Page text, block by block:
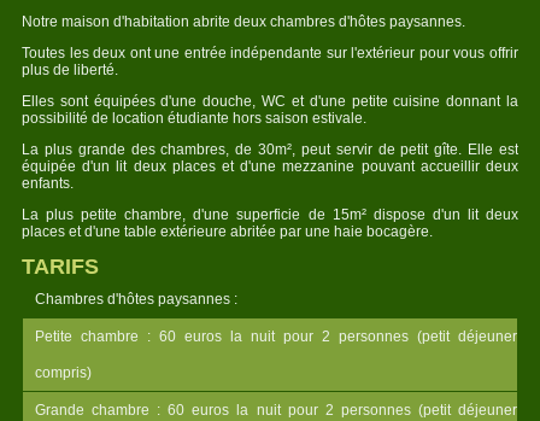
Notre maison d'habitation abrite deux chambres d'hôtes paysannes.
Toutes les deux ont une entrée indépendante sur l'extérieur pour vous offrir
plus de liberté.
Elles sont équipées d'une douche, WC et d'une petite cuisine donnant la
possibilité de location étudiante hors saison estivale.
La plus grande des chambres, de 30m², peut servir de petit gîte. Elle est
équipée d'un lit deux places et d'une mezzanine pouvant accueillir deux
enfants.
La plus petite chambre, d'une superficie de 15m² dispose d'un lit deux
places et d'une table extérieure abritée par une haie bocagère.
TARIFS
Chambres d'hôtes paysannes :
Petite chambre : 60 euros la nuit pour 2 personnes (petit déjeuner
compris)
Grande chambre : 60 euros la nuit pour 2 personnes (petit déjeuner